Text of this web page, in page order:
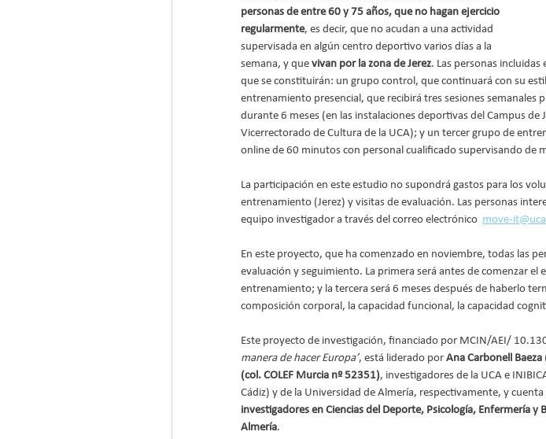
personas de entre 60 y 75 años, que no hagan ejercicio
regularmente, es decir, que no acudan a una actividad
supervisada en algún centro deportivo varios días a la
semana, y que vivan por la zona de Jerez. Las personas
que se constituirán: un grupo control, que continuará con su
entrenamiento presencial, que recibirá tres sesiones semanales
durante 6 meses (en las instalaciones deportivas del Campus de
Vicerrectorado de Cultura de la UCA); y un tercer grupo de
online de 60 minutos con personal cualificado supervisando de
La participación en este estudio no supondrá gastos para los
entrenamiento (Jerez) y visitas de evaluación. Las personas
equipo investigador a través del correo electrónico move-
En este proyecto, que ha comenzado en noviembre, todas las
evaluación y seguimiento. La primera será antes de comenzar
entrenamiento; y la tercera será 6 meses después de haberlo
composición corporal, la capacidad funcional, la capacidad
Este proyecto de investigación, financiado por MCIN/AEI/
manera de hacer Europa’, está liderado por Ana Carbonell
(col. COLEF Murcia nº 52351), investigadores de la UCA e
Cádiz) y de la Universidad de Almería, respectivamente, y cuenta
investigadores en Ciencias del Deporte, Psicología, Enfermería y
Almería.